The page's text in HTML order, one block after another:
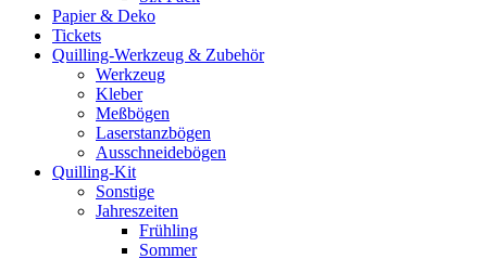
Papier & Deko
Tickets
Quilling-Werkzeug & Zubehör
Werkzeug
Kleber
Meßbögen
Laserstanzbögen
Ausschneidebögen
Quilling-Kit
Sonstige
Jahreszeiten
Frühling
Sommer